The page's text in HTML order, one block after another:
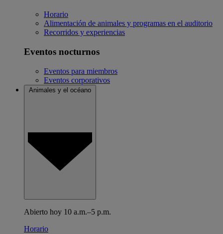
Horario
Alimentación de animales y programas en el auditorio
Recorridos y experiencias
Eventos nocturnos
Eventos para miembros
Eventos corporativos
Animales y el océano
Abierto hoy 10 a.m.–5 p.m.
Horario